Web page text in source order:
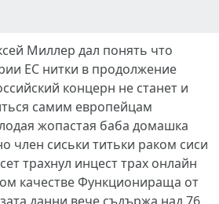
Миллер дал понять что
ЕС нитки в продолжение
концерн не станет и
самим европейцам
жопастая баба домашка
член сиськи титьки раком сиси
трахнул инцест трах онлайн
качестве Функционираща от